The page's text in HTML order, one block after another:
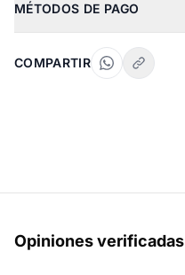
MÉTODOS DE PAGO
COMPARTIR
Opiniones verificadas